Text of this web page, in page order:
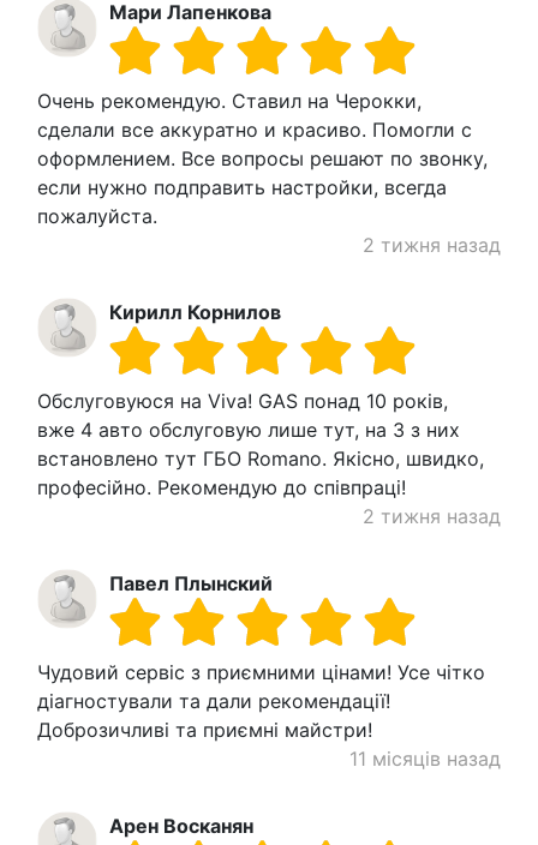
Мари Лапенкова
Очень рекомендую. Ставил на Черокки,
сделали все аккуратно и красиво. Помогли с
оформлением. Все вопросы решают по звонку,
если нужно подправить настройки, всегда
пожалуйста.
2 тижня назад
Кирилл Корнилов
Обслуговуюся на Viva! GAS понад 10 років,
вже 4 авто обслуговую лише тут, на 3 з них
встановлено тут ГБО Romano. Якісно, швидко,
професійно. Рекомендую до співпраці!
2 тижня назад
Павел Плынский
Чудовий сервіс з приємними цінами! Усе чітко
діагностували та дали рекомендації!
Доброзичливі та приємні майстри!
11 місяців назад
Арен Восканян